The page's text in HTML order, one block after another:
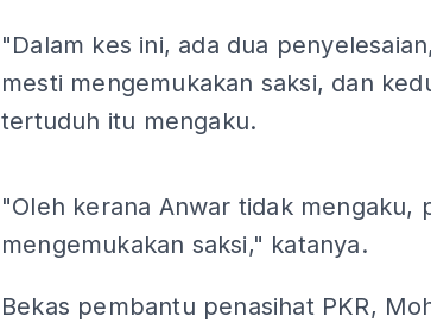
"Dalam kes ini, ada dua
mesti mengemukakan saksi, dan
tertuduh itu mengaku.
"Oleh kerana Anwar tidak mengaku,
mengemukakan saksi," katanya.
Bekas pembantu penasihat PKR,